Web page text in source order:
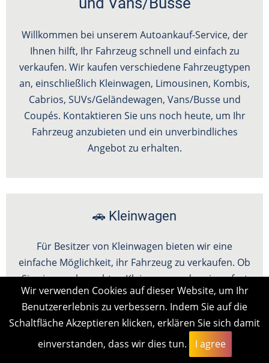
Willkommen bei unserem Autoankauf-Service, der
Ihnen hilft, Ihr Fahrzeug schnell und einfach zu
verkaufen. Wir kaufen verschiedene Fahrzeugtypen
an, einschließlich Kleinwagen, Limousinen, Kombis,
Cabrios, SUVs/Geländewagen, Vans/Busse und
Coupés. Kontaktieren Sie uns noch heute, um Ihr
Fahrzeug anzubieten und ein unverbindliches
Angebot zu erhalten.
🚗 Kleinwagen
Für Besitzer von Kleinwagen bieten wir eine
einfache Möglichkeit, ihr Fahrzeug zu verkaufen. Ob
Sie einen gebrauchten Kleinwagen oder einen fast
neuen Kleinwagen haben, wir sind bereit, Ihnen ein
faires Angebot zu machen.
Wir verwenden Cookies auf dieser Website, um Ihr
Benutzererlebnis zu verbessern. Indem Sie auf die
Schaltfläche Akzeptieren klicken, erklären Sie sich damit
einverstanden, dass wir dies tun.
I agree